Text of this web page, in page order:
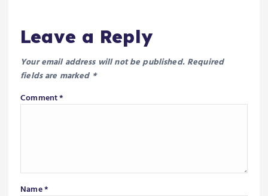
Leave a Reply
Your email address will not be published. Required
fields are marked *
Comment*
Name*